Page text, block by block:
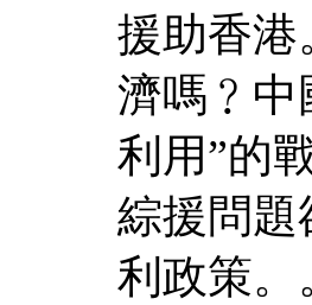
援助香港
濟嗎﹖中
利用”的
綜援問題
利政策。